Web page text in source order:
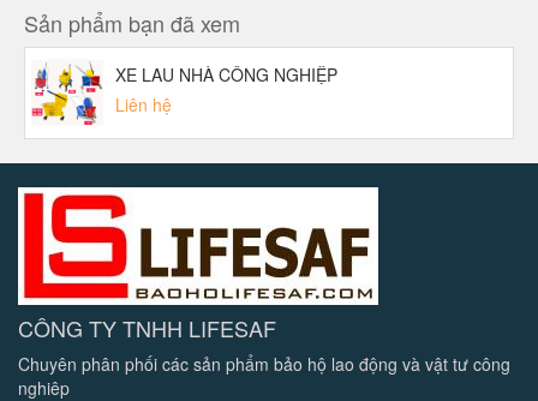
Sản phẩm bạn đã xem
XE LAU NHÀ CÔNG NGHIỆP
Liên hệ
CÔNG TY TNHH LIFESAF
Chuyên phân phối các sản phẩm bảo hộ lao động và vật tư công
nghiêp